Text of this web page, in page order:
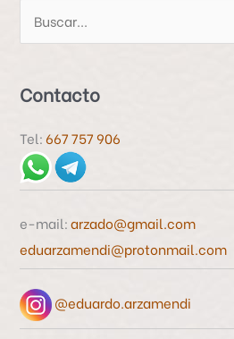
c
r
p
r
:
Contacto
Tel:667 757 906
e-mail:arzado@gmail.com
eduarzamendi@protonmail.com
@eduardo.arzamendi